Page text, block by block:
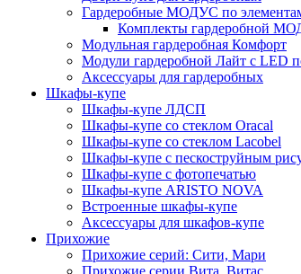
Гардеробные МОДУС по
Комплекты гардеробной
Модульная гардеробная Комфорт
Модули гардеробной Лайт с LED
Аксессуары для гардеробных
Шкафы-купе
Шкафы-купе ЛДСП
Шкафы-купе со стеклом Oracal
Шкафы-купе со стеклом Lacobel
Шкафы-купе с пескоструйным
Шкафы-купе с фотопечатью
Шкафы-купе ARISTO NOVA
Встроенные шкафы-купе
Аксессуары для шкафов-купе
Прихожие
Прихожие серий: Сити, Мари
Прихожие серии Вита, Витас